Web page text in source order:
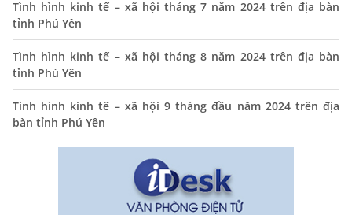
xã tháng 11/2025
THÔNG BÁO Niêm yết danh mục dịch vụ công trực tuyến
toàn trình trên Hệ thống thông tin giải quyết thủ tục
hành chính tỉnh Phú Yên
14/10/2024
Tình hình kinh tế – xã hội tháng 7 năm 2024 trên địa bàn
tỉnh Phú Yên
Tình hình kinh tế – xã hội tháng 8 năm 2024 trên địa bàn
tỉnh Phú Yên
Tình hình kinh tế – xã hội 9 tháng đầu năm 2024 trên địa
bàn tỉnh Phú Yên